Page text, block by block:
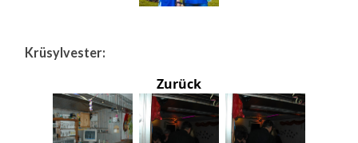
Krüsylvester:
Zurück